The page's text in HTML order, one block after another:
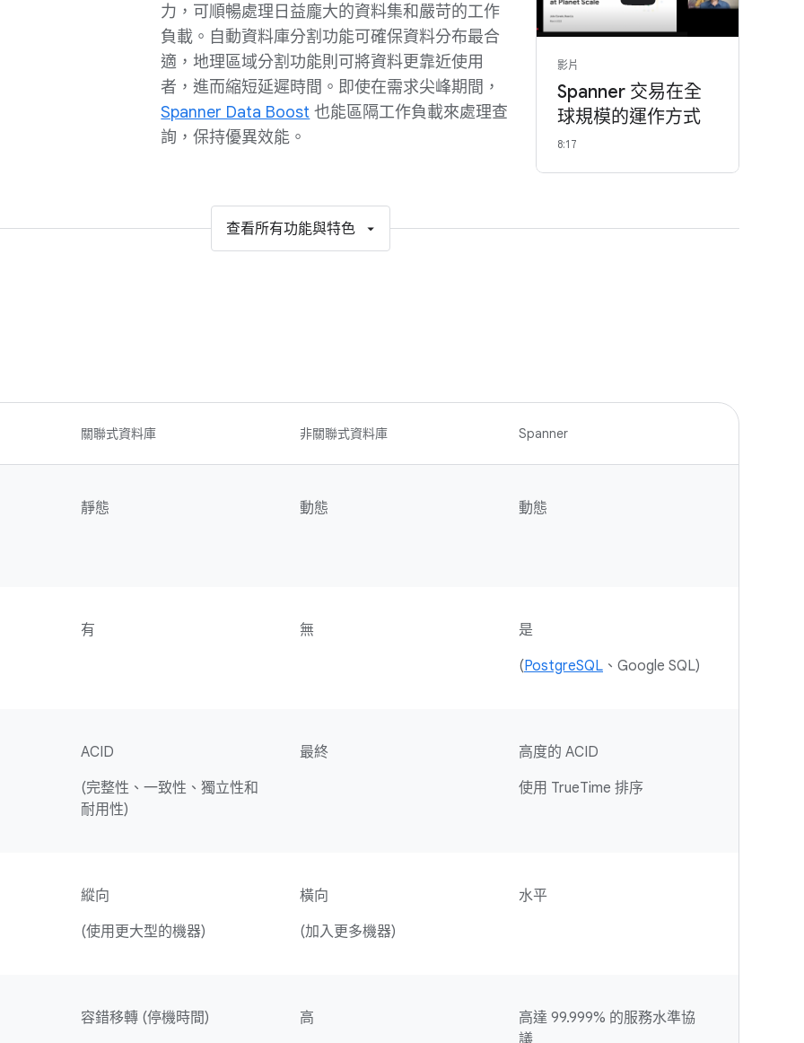
力，可順暢處理日益龐大的資料集和嚴苛的工作
負載。自動資料庫分割功能可確保資料分布最合
適，地理區域分割功能則可將資料更靠近使用
者，進而縮短延遲時間。即使在需求尖峰期間，
Spanner Data Boost 也能區隔工作負載來處理查
詢，保持優異效能。
影片
Spanner 交易在全
球規模的運作方式
8:17
查看所有功能與特色
關聯式資料庫 非關聯式資料庫 Spanner
靜態 動態 動態
有 無
是
(PostgreSQL 、Google SQL)
ACID
(完整性、一致性、獨立性和
耐用性)
最終
高度的 ACID
使用 TrueTime 排序
縱向
(使用更大型的機器)
橫向
(加入更多機器)
水平
容錯移轉 (停機時間) 高
高達 99.999% 的服務水準協
議